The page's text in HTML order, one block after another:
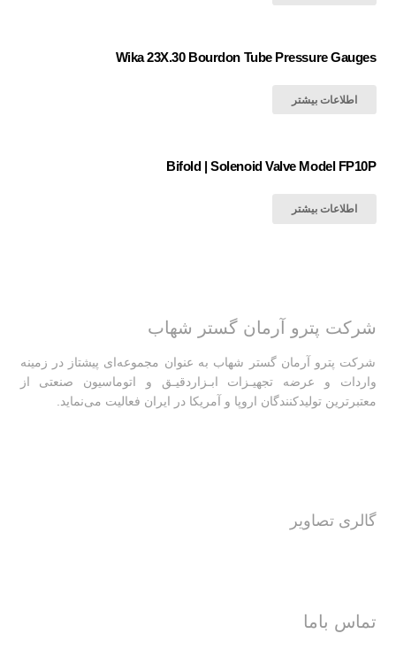
Wika 23X.30 Bourdon Tube Pressure Gauges
اطلاعات بیشتر
Bifold | Solenoid Valve Model FP10P
اطلاعات بیشتر
شرکت پترو آرمان گستر شهاب
شرکت پترو آرمان گستر شهاب به عنوان مجموعه‌ای پیشتاز در زمینه
واردات و عرضه تجهیـزات ابـزاردقیـق و اتوماسیون صنعتی از
معتبرترین تولیدکنندگان اروپا و آمریکا در ایران فعالیت‌‌ می‌نماید.
گالری تصاویر
تماس باما